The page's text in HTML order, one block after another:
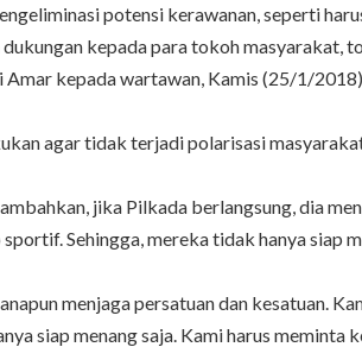
potensi kerawanan, seperti
kepada para tokoh masyarakat,
Amar kepada wartawan, Kamis (25/1/2018).
agar tidak terjadi polarisasi
jika Pilkada berlangsung, dia
Sehingga, mereka tidak hanya siap
menjaga persatuan dan kesatuan.
siap menang saja. Kami harus